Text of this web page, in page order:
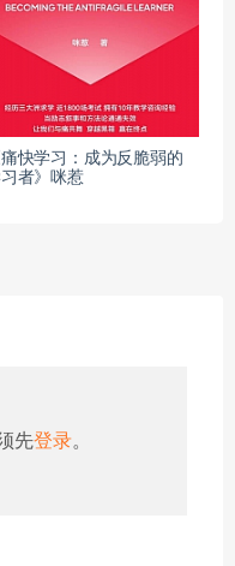
痛快学习：成为反脆弱的
者》咪惹
先登录。